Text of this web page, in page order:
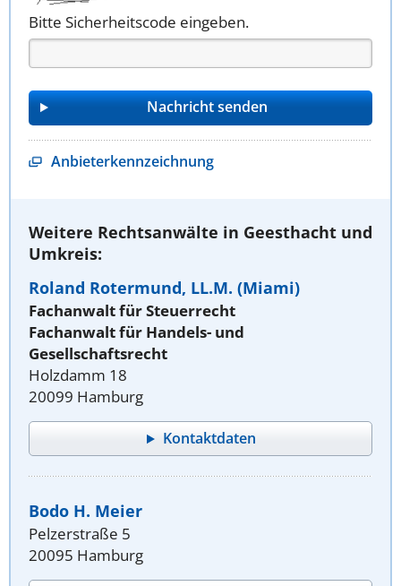
Bitte Sicherheitscode eingeben.
Anbieterkennzeichnung
Weitere Rechtsanwälte in Geesthacht und
Umkreis:
Roland Rotermund, LL.M. (Miami)
Fachanwalt für Steuerrecht
Fachanwalt für Handels- und
Gesellschaftsrecht
Holzdamm 18
20099 Hamburg
Kontaktdaten
Bodo H. Meier
Pelzerstraße 5
20095 Hamburg